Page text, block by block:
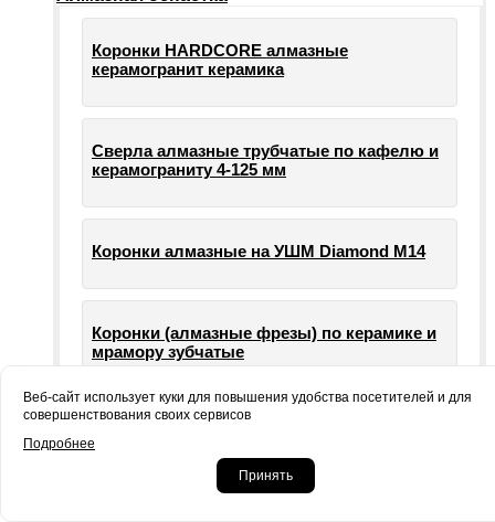
Коронки HARDCORE алмазные
керамогранит керамика
Сверла алмазные трубчатые по кафелю и
керамограниту 4-125 мм
Коронки алмазные на УШМ Diamond М14
Коронки (алмазные фрезы) по керамике и
мрамору зубчатые
машин УШМ болгарки
Веб-сайт использует куки для повышения удобства посетителей и для
совершенствования своих сервисов
Подробнее
Принять